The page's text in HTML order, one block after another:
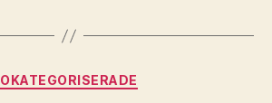
Kategorier
OKATEGORISERADE